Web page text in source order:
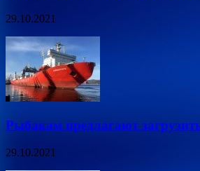
29.10.2021
Рыбакам предлагают
29.10.2021